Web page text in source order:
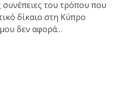
συνέπειες του τρόπου που
δίκαιο στη Κύπρο
δεν αφορά…